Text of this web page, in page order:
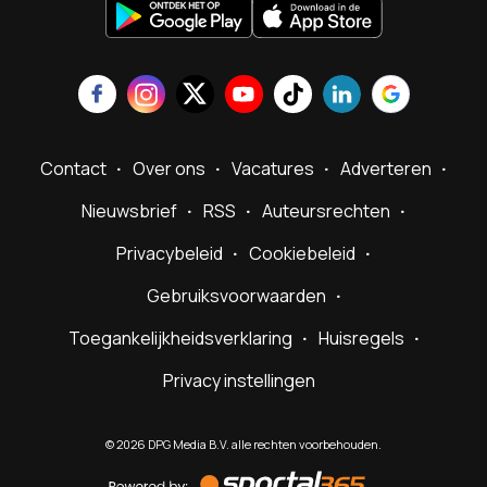
Contact Over ons Vacatures
Adverteren
Nieuwsbrief
RSS
Auteursrechten
Privacybeleid
Cookiebeleid
Gebruiksvoorwaarden
Toegankelijkheidsverklaring
Huisregels
Privacy instellingen
©2026 DPG Media B.V. alle rechten voorbehouden.
by